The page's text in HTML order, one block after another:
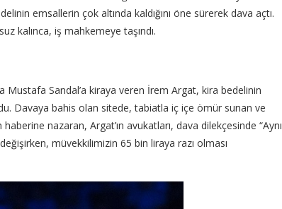
emsallerin çok altında kaldığını öne sürerek dava açtı.
kalınca, iş mahkemeye taşındı.
Mustafa Sandal’a kiraya veren İrem Argat, kira bedelinin
Davaya bahis olan sitede, tabiatla iç içe ömür sunan ve
nazaran, Argat’ın avukatları, dava dilekçesinde “Aynı
müvekkilimizin 65 bin liraya razı olması